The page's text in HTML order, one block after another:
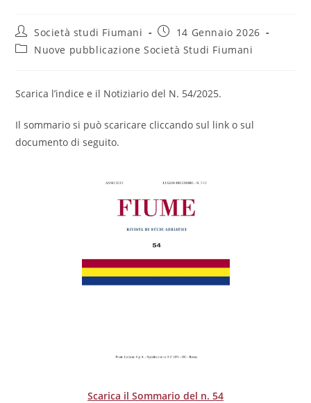
Società studi Fiumani
14 Gennaio 2026
Nuove pubblicazione Società Studi Fiumani
Scarica l’indice e il Notiziario del N. 54/2025.
Il sommario si può scaricare cliccando sul link o sul
documento di seguito.
Scarica il Sommario del n. 54